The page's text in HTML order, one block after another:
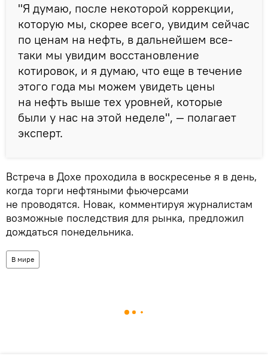
"Я думаю, после некоторой коррекции,
которую мы, скорее всего, увидим сейчас
по ценам на нефть, в дальнейшем все-
таки мы увидим восстановление
котировок, и я думаю, что еще в течение
этого года мы можем увидеть цены
на нефть выше тех уровней, которые
были у нас на этой неделе", — полагает
эксперт.
Встреча в Дохе проходила в воскресенье я в день,
когда торги нефтяными фьючерсами
не проводятся. Новак, комментируя журналистам
возможные последствия для рынка, предложил
дождаться понедельника.
В мире